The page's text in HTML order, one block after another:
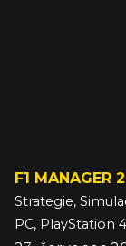
F1 MANAGER
Strategie,
PC, PlayStation